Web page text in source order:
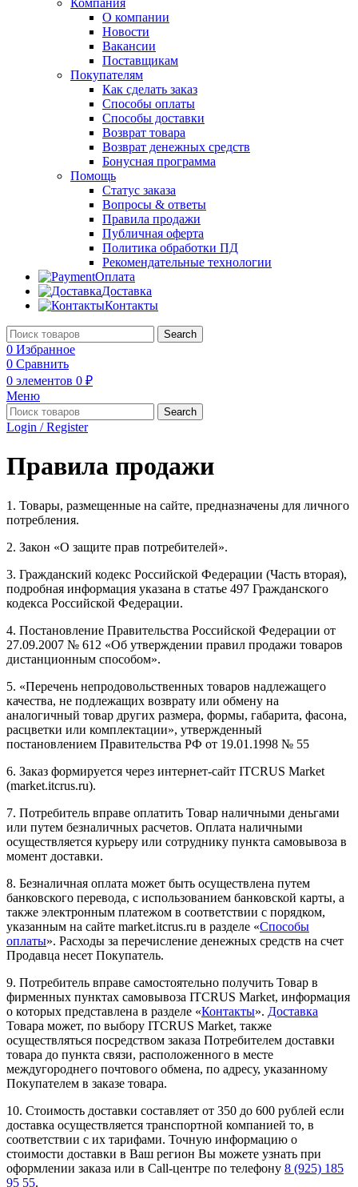
О компании
Новости
Вакансии
Поставщикам
Покупателям
Как сделать заказ
Способы оплаты
Способы доставки
Возврат товара
Возврат денежных средств
Бонусная программа
Помощь
Статус заказа
Вопросы & ответы
Правила продажи
Публичная оферта
Политика обработки ПД
Рекомендательные технологии
Оплата
Доставка
Контакты
Search
0 Избранное
0 Сравнить
0 элементов 0 ₽
Меню
Search
Login / Register
Правила продажи
1. Товары, размещенные на сайте, предназначены для личного
потребления.
2. Закон «О защите прав потребителей».
3. Гражданский кодекс Российской Федерации (Часть вторая),
подробная информация указана в статье 497 Гражданского
кодекса Российской Федерации.
4. Постановление Правительства Российской Федерации от
27.09.2007 № 612 «Об утверждении правил продажи товаров
дистанционным способом».
5. «Перечень непродовольственных товаров надлежащего
качества, не подлежащих возврату или обмену на
аналогичный товар других размера, формы, габарита, фасона,
расцветки или комплектации», утвержденный
постановлением Правительства РФ от 19.01.1998 № 55
6. Заказ формируется через интернет-сайт ITCRUS Market
(market.itcrus.ru).
7. Потребитель вправе оплатить Товар наличными деньгами
или путем безналичных расчетов. Оплата наличными
осуществляется курьеру или сотруднику пункта самовывоза в
момент доставки.
8. Безналичная оплата может быть осуществлена путем
банковского перевода, с использованием банковской карты, а
также электронным платежом в соответствии с порядком,
указанным на сайте market.itcrus.ru в разделе «Способы
оплаты». Расходы за перечисление денежных средств на счет
Продавца несет Покупатель.
9. Потребитель вправе самостоятельно получить Товар в
фирменных пунктах самовывоза ITCRUS Market, информация
о которых представлена в разделе «Контакты». Доставка
Товара может, по выбору ITCRUS Market, также
осуществляться посредством заказа Потребителем доставки
товара до пункта связи, расположенного в месте
междугороднего почтового обмена, по адресу, указанному
Покупателем в заказе товара.
10. Стоимость доставки составляет от 350 до 600 рублей если
доставка осуществляется транспортной компанией то, в
соответствии с их тарифами. Точную информацию о
стоимости доставки в Ваш регион Вы можете узнать при
оформлении заказа или в Call-центре по телефону 8 (925) 185
95 55.